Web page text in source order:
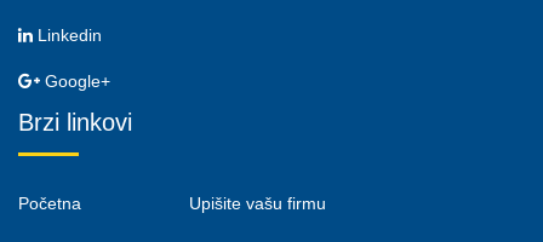
Linkedin
Google+
Brzi linkovi
Početna Upišite vašu firmu